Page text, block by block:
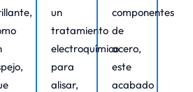
un
tratamiento
electroquímico
para
alisar,
componentes
de
acero,
este
acabado